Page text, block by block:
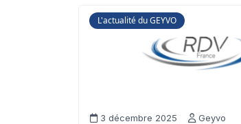
L'actualité du GEYVO
3 décembre 2025 Geyvo